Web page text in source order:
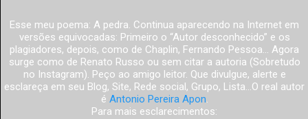
Esse meu poema: A pedra. Continua aparecendo na Internet em
versões equivocadas: Primeiro o “Autor desconhecido” e os
plagiadores, depois, como de Chaplin, Fernando Pessoa... Agora
surge como de Renato Russo ou sem citar a autoria (Sobretudo
no Instagram). Peço ao amigo leitor. Que divulgue, alerte e
esclareça em seu Blog, Site, Rede social, Grupo, Lista...O real autor
é Antonio Pereira Apon.
Para mais esclarecimentos: